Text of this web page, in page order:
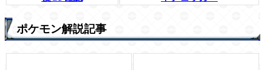
ポケモン解説記事